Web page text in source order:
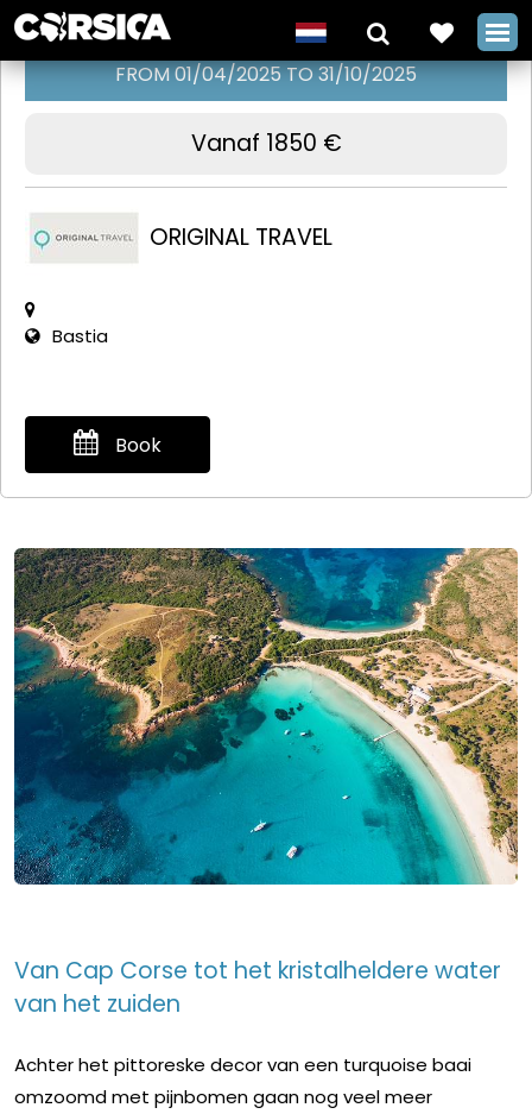
De paden
van Corsica,
Cap Corse,
Corte,
Bonifacio met
+
FROM 01/04/2025 TO 31/10/2025
Vanaf 1850 €
ORIGINAL TRAVEL
Bastia
Book
Van Cap Corse tot het kristalheldere water
van het zuiden
Achter het pittoreske decor van een turquoise baai
omzoomd met pijnbomen gaan nog veel meer